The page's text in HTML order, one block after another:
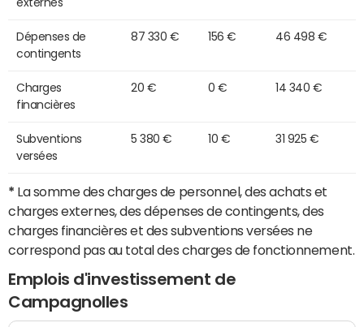
externes
Dépenses de
contingents
87 330 € 156 € 46 498 €
Charges
financières
20 € 0 € 14 340 €
Subventions
versées
5 380 € 10 € 31 925 €
* La somme des charges de personnel, des achats et
charges externes, des dépenses de contingents, des
charges financières et des subventions versées ne
correspond pas au total des charges de fonctionnement.
Emplois d'investissement de
Campagnolles